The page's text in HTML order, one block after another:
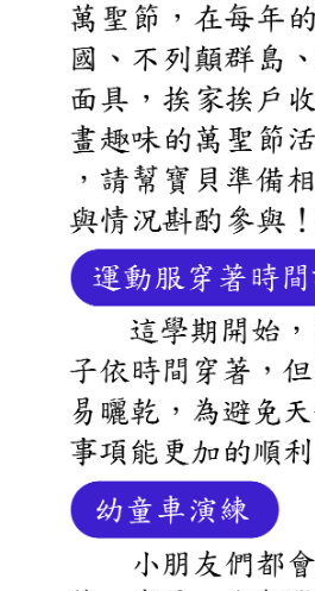
活動影片
幸福交流道
每月園訊
吉瑞福幸福站
吉瑞福幼兒園臉書專頁
吉瑞福教育機構臉書專頁
吉瑞福幸福交流道
招生資訊
教養資訊分享
預約參觀
聯絡我們
校園資料